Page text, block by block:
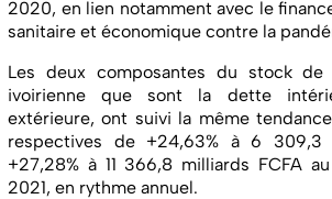
2020, en lien notamment avec le
sanitaire et économique contre la
Les deux composantes du stock
ivoirienne que sont la dette
extérieure, ont suivi la même
respectives de +24,63% à 6 309,3
+27,28% à 11 366,8 milliards FCFA
2021, en rythme annuel.